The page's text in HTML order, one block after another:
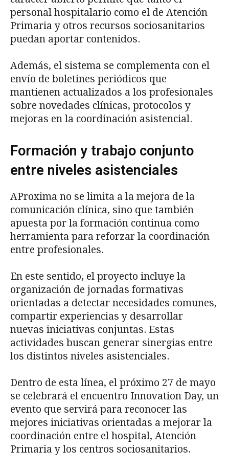
personal hospitalario como el de Atención
Primaria y otros recursos sociosanitarios
puedan aportar contenidos.
Además, el sistema se complementa con el
envío de boletines periódicos que
mantienen actualizados a los profesionales
sobre novedades clínicas, protocolos y
mejoras en la coordinación asistencial.
Formación y trabajo conjunto
entre niveles asistenciales
AProxima no se limita a la mejora de la
comunicación clínica, sino que también
apuesta por la formación continua como
herramienta para reforzar la coordinación
entre profesionales.
En este sentido, el proyecto incluye la
organización de jornadas formativas
orientadas a detectar necesidades comunes,
compartir experiencias y desarrollar
nuevas iniciativas conjuntas. Estas
actividades buscan generar sinergias entre
los distintos niveles asistenciales.
Dentro de esta línea, el próximo 27 de mayo
se celebrará el encuentro Innovation Day, un
evento que servirá para reconocer las
mejores iniciativas orientadas a mejorar la
coordinación entre el hospital, Atención
Primaria y los centros sociosanitarios.